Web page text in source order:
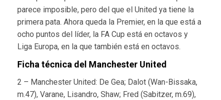
parece imposible, pero del que el United ya tiene la
primera pata. Ahora queda la Premier, en la que está a
ocho puntos del líder, la FA Cup está en octavos y
Liga Europa, en la que también está en octavos.
Ficha técnica del Manchester United
2 – Manchester United: De Gea; Dalot (Wan-Bissaka,
m.47), Varane, Lisandro, Shaw; Fred (Sabitzer, m.69),